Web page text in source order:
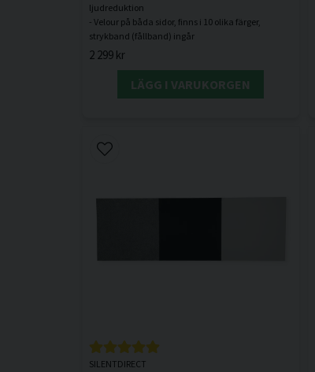
ljudreduktion
- Velour på båda sidor, finns i 10 olika färger,
2 299 kr
LÄGG I VARUKORGEN
SILENTDIRECT